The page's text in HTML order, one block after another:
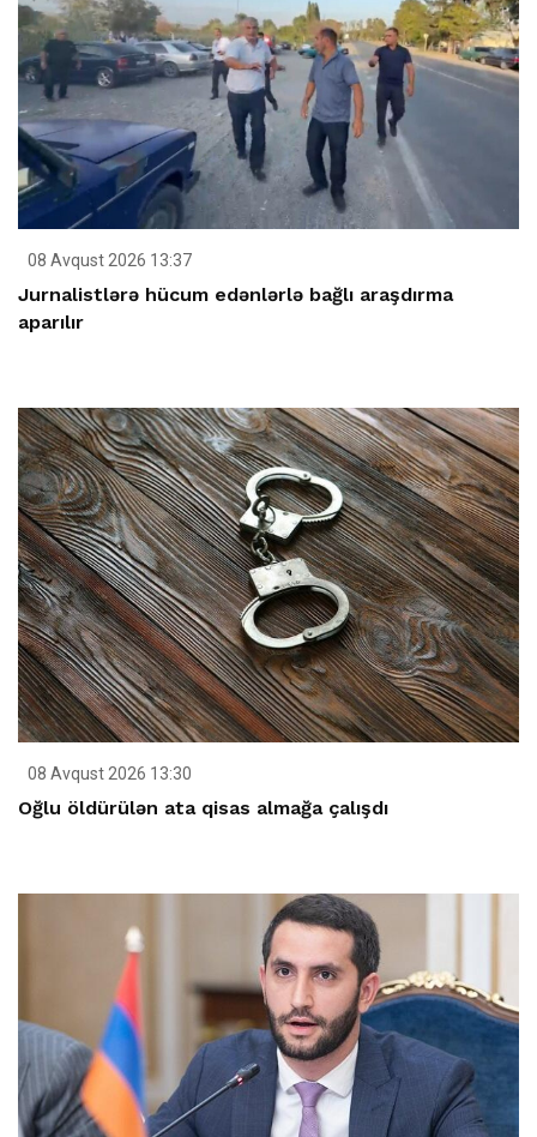
08 Avqust 2026 13:37
Jurnalistlərə hücum edənlərlə bağlı araşdırma
aparılır
08 Avqust 2026 13:30
Oğlu öldürülən ata qisas almağa çalışdı